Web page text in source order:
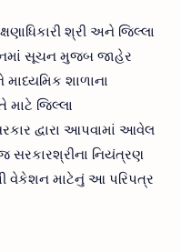
શ્રી અને જિલ્લા
સૂચન મુજબ જાહેર
શાળાના
જિલ્લા
દ્વારા આપવામાં આવેલ
સરકારશ્રીના નિયંત્રણ
વેકેશન માટેનું આ પરિપત્ર